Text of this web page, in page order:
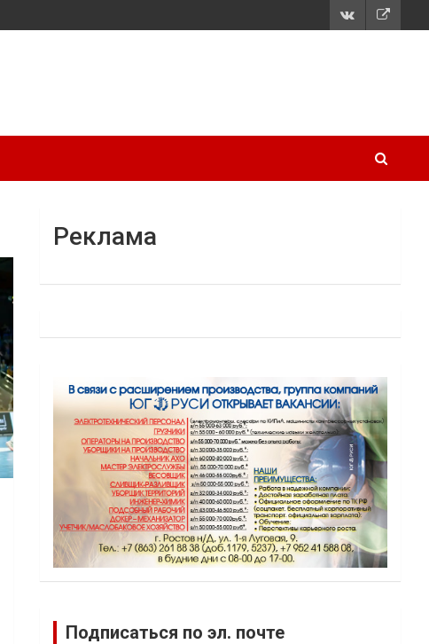
Реклама
Подписаться по эл. почте